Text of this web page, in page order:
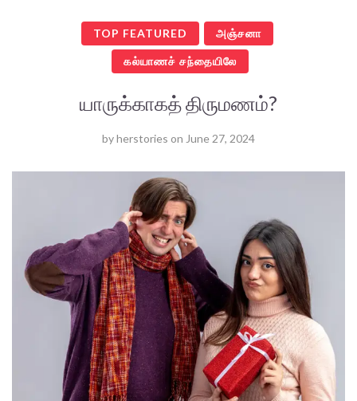
TOP FEATURED அஞ்சனா
கல்யாணச் சந்தையிலே
யாருக்காகத் திருமணம்?
byherstories on June 27, 2024